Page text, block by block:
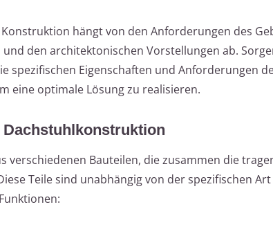
hängt von den Anforderungen des
den architektonischen Vorstellungen ab.
spezifischen Eigenschaften und Anforderungen
eine optimale Lösung zu realisieren.
verschiedenen Bauteilen, die zusammen die
Teile sind unabhängig von der spezifischen